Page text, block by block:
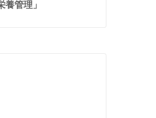
養管理」